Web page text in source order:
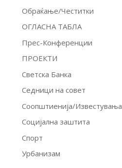
Обраќање/Честитки
ОГЛАСНА ТАБЛА
Прес-Конференции
ПРОЕКТИ
Светска Банка
Седници на совет
Соопштиенија/Известувања
Социјална заштита
Спорт
Урбанизам